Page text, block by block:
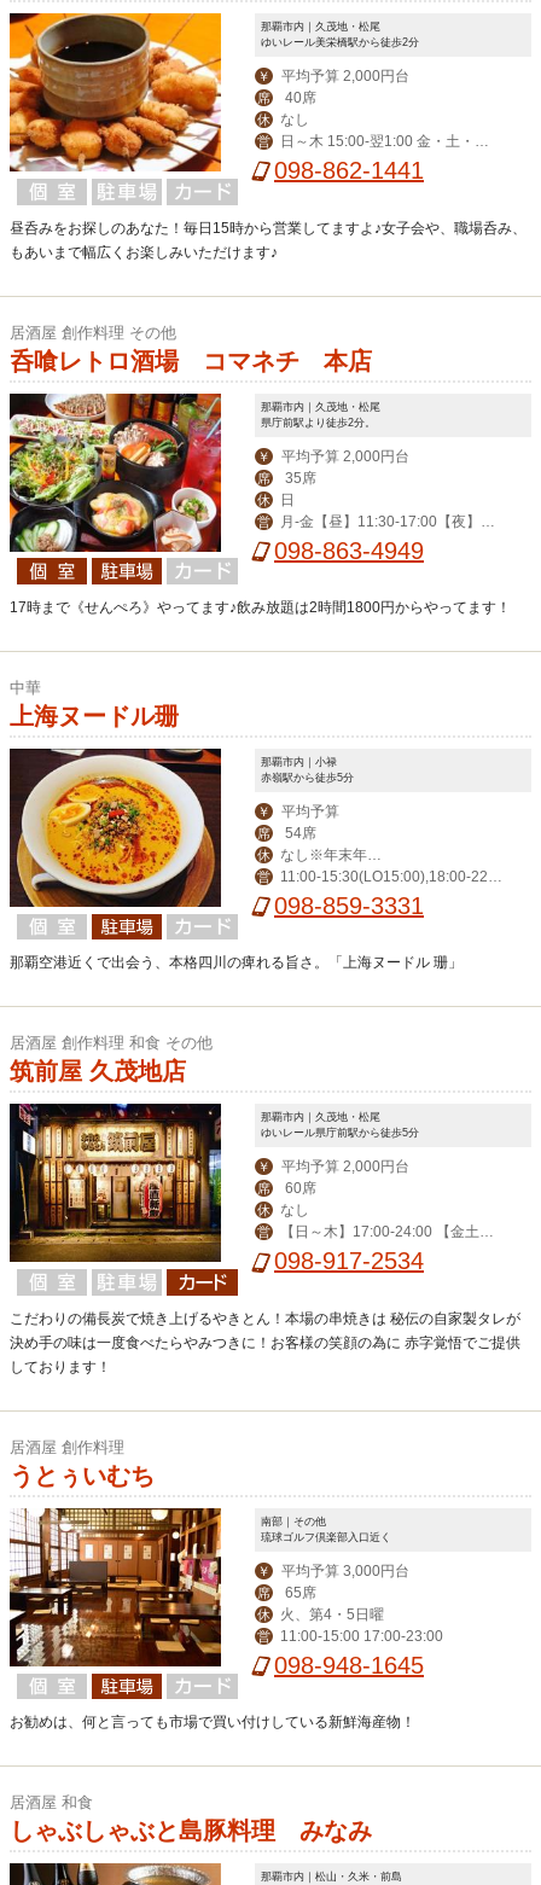
那覇市内｜久茂地・松尾
ゆいレール美栄橋駅から徒歩2分
￥ 平均予算 2,000円台
席 40席
休 なし
営
日～木 15:00-翌1:00 金・土・祝
前 15:00-翌3:00
098-862-1441
昼呑みをお探しのあなた！毎日15時から営業してますよ♪女子会や、職場呑み、
もあいまで幅広くお楽しみいただけます♪
居酒屋 創作料理 その他
呑喰レトロ酒場 コマネチ 本店
那覇市内｜久茂地・松尾
県庁前駅より徒歩2分。
￥ 平均予算 2,000円台
席 35席
休 日
営
月-金【昼】11:30-17:00【夜】17:
00-23:00（金は-翌1:00）/土・祝前 1
098-863-4949
17時まで《せんぺろ》やってます♪飲み放題は2時間1800円からやってます！
中華
上海ヌードル珊
那覇市内｜小禄
赤嶺駅から徒歩5分
￥ 平均予算
席 54席
休
を除く
営
11:00-15:30(LO15:00),18:00-22:3
0(LO22:00)
098-859-3331
那覇空港近くで出会う、本格四川の痺れる旨さ。「上海ヌードル 珊」
居酒屋 創作料理 和食 その他
筑前屋 久茂地店
那覇市内｜久茂地・松尾
ゆいレール県庁前駅から徒歩5分
￥ 平均予算 2,000円台
席 60席
休 なし
営
【日～木】17:00-24:00 【金土祝
前日】-翌3:00 ※2019年2月より営業
098-917-2534
こだわりの備長炭で焼き上げるやきとん！本場の串焼きは 秘伝の自家製タレが
決め手の味は一度食べたらやみつきに！お客様の笑顔の為に 赤字覚悟でご提供
しております！
居酒屋 創作料理
うとぅいむち
南部｜その他
琉球ゴルフ倶楽部入口近く
￥ 平均予算 3,000円台
席 65席
休 火、第4・5日曜
営 11:00-15:00 17:00-23:00
098-948-1645
お勧めは、何と言っても市場で買い付けしている新鮮海産物！
居酒屋 和食
しゃぶしゃぶと島豚料理 みなみ
那覇市内｜松山・久米・前島